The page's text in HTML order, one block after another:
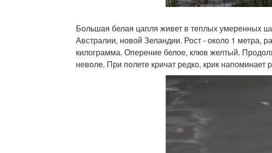
Большая белая цапля живет в теплых умеренных
Австралии, новой Зеландии. Рост - около 1 метра,
килограмма. Оперение белое, клюв желтый.
неволе. При полете кричат редко, крик напоминает